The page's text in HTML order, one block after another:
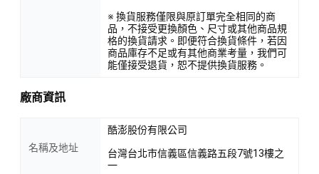
※ 換貨服務僅限與原訂單完全相同的商
品，不接受更換顏色、尺寸或其他商品規
格的換貨請求。即便符合換貨條件，若因
商品庫存不足或有其他商業考量，我們可
能僅接受退貨，恕不提供換貨服務。
廠商資訊
名稱及地址
酷澎股份有限公司
台灣台北市信義區信義路五段7號13樓之
一